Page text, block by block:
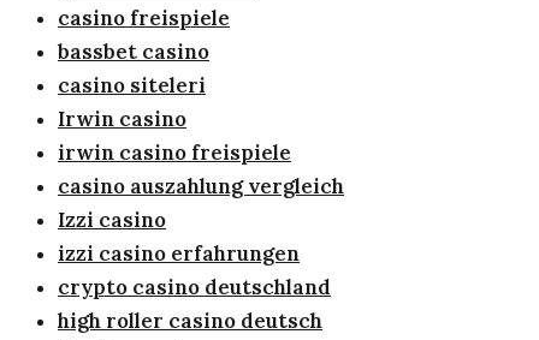
casino freispiele
bassbet casino
casino siteleri
Irwin casino
irwin casino freispiele
casino auszahlung vergleich
Izzi casino
izzi casino erfahrungen
crypto casino deutschland
high roller casino deutsch